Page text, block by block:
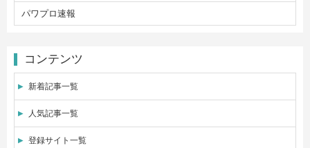
パワプロ速報
コンテンツ
新着記事一覧
人気記事一覧
登録サイト一覧